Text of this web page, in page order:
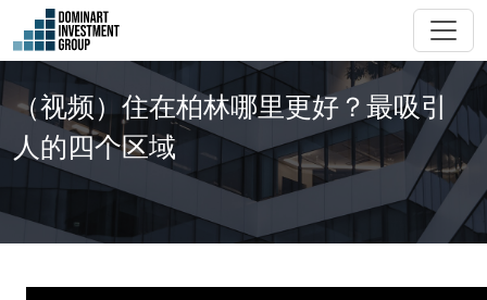
（视频）住在柏林哪里更好？最吸引
人的四个区域